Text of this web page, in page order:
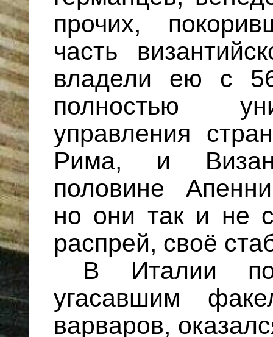
прочих,
часть
владели ею с
полностью
управления
Рима, и
половине
но они так и не
распрей, своё
В Италии
угасавшим
варваров,